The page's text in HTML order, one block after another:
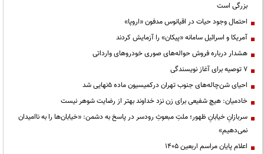
بزرگی است
احتمال وجود حیات در اقیانوس مدفون «اروپا»
آمریکا و اسرائیل سامانه «پیکان» را آزمایش کردند
هشدار درباره فروش حواله‌های صوری خودروهای وارداتی
۷ توصیه برای آغاز نویسندگی
احیای شن‌چاله‌های جنوب تهران درکمیسیون ماده ۵نهایی شد
خادمیان: هیچ شفیعی برای زن نزد خداوند بهتر از رضایت شوهر نیست
سربازانِ خیابانِ ظهور؛ ملتِ مبعوثِ رودسر در پاسخ به دشمن: «خیابان‌ها را به ناامیدان
نمی‌دهیم»
اعلام پایان مراسم اربعین ۱۴۰۵